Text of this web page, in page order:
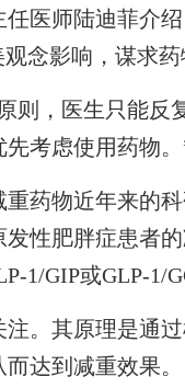
医师陆迪菲介
念影响，谋求药
，医生只能反
考虑使用药物。
物近年来的科
性肥胖症患者
1/GIP或GLP-1/
其原理是通过
达到减重效果。